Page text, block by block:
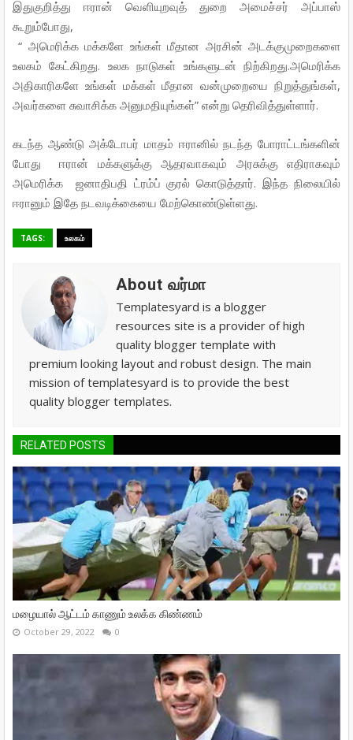
இதுகுறித்து ஈரான் வெளியுறவுத் துறை அமைச்சர்
அப்பாஸ்
கூறும்போது,
“ அமெரிக்க மக்களே உங்கள் மீதான அரசின் அடக்குமுறைகளை
உலகம்
கேட்கிறது. உலக நாடுகள் உங்களுடன் நிற்கிறது.அமெரிக்க
அதிகாரிகளே உங்கள் மக்கள் மீதான வன்முறையை நிறுத்துங்கள்,
அவர்களை சுவாசிக்க அனுமதியுங்கள்” என்று தெரிவித்துள்ளார்.
கடந்த ஆண்டு அக்டோபர் மாதம் ஈரானில் நடந்த போராட்டங்களின்
போது
ஈரான் மக்களுக்கு ஆதரவாகவும் அரசுக்கு
எதிராகவும்
அமெரிக்க
ஜனாதிபதி ட்ரம்ப் குரல் கொடுத்தார்.இந்த நிலையில்
ஈரானும் இதே நடவடிக்கையை மேற்கொண்டுள்ளது.
TAGS: உலகம்
About வர்மா
Templatesyard is a blogger
resources site is a provider of high
quality blogger template with
premium looking layout and robust design. The main
mission of templatesyard is to provide the best
quality blogger templates.
RELATED POSTS
மழையால் ஆட்டம் காணும் உலக்க கிண்ணம்
October 29, 2022 0